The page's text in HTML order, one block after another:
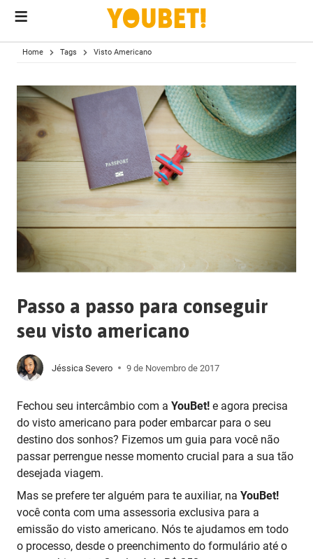
Home Tags Visto Americano
Passo a passo para conseguir
seu visto americano
Jéssica Severo 9 de Novembro de 2017
Fechou seu intercâmbio com a YouBet! e agora precisa
do visto americano para poder embarcar para o seu
destino dos sonhos? Fizemos um guia para você não
passar perrengue nesse momento crucial para a sua tão
desejada viagem.
Mas se prefere ter alguém para te auxiliar, na YouBet!
você conta com uma assessoria exclusiva para a
emissão do visto americano. Nós te ajudamos em todo
o processo, desde o preenchimento do formulário até o